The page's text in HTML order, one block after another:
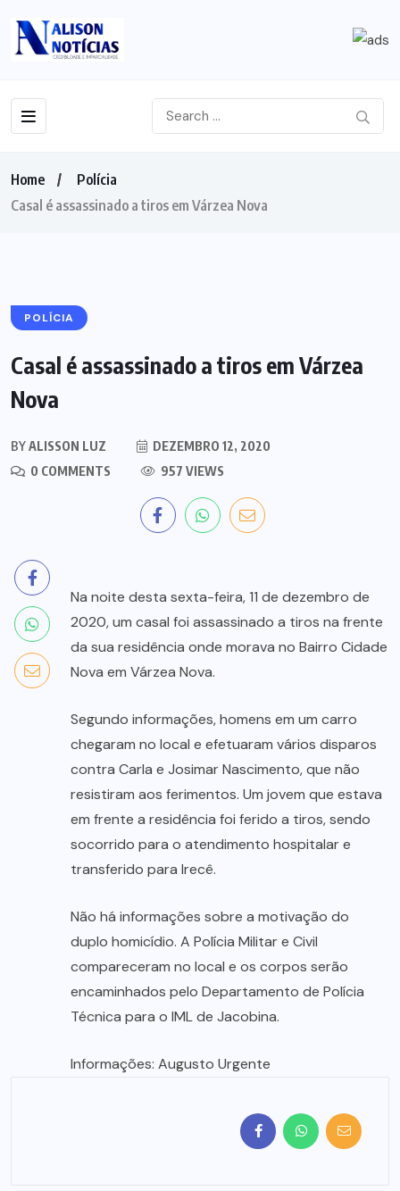
Home
Polícia
Casal é assassinado a tiros em Várzea Nova
POLÍCIA
Casal é assassinado a tiros em Várzea
Nova
BYALISSON LUZ
DEZEMBRO 12, 2020
0 COMMENTS
957 VIEWS
Na noite desta sexta-feira, 11 de dezembro de
2020, um casal foi assassinado a tiros na frente
da sua residência onde morava no Bairro Cidade
Nova em Várzea Nova.
Segundo informações, homens em um carro
chegaram no local e efetuaram vários disparos
contra Carla e Josimar Nascimento, que não
resistiram aos ferimentos. Um jovem que estava
em frente a residência foi ferido a tiros, sendo
socorrido para o atendimento hospitalar e
transferido para Irecê.
Não há informações sobre a motivação do
duplo homicídio. A Polícia Militar e Civil
compareceram no local e os corpos serão
encaminhados pelo Departamento de Polícia
Técnica para o IML de Jacobina.
Informações: Augusto Urgente